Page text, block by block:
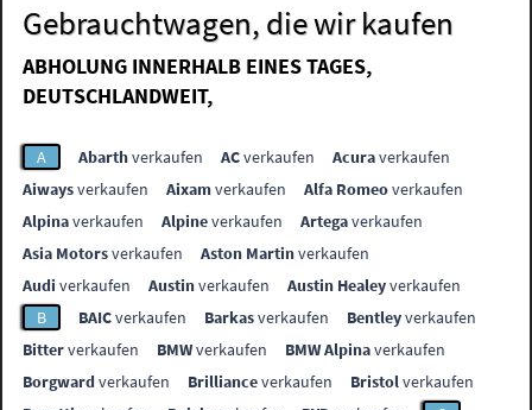
Gebrauchtwagen, die wir kaufen
ABHOLUNG INNERHALB EINES TAGES,
DEUTSCHLANDWEIT,
A Abarthverkaufen ACverkaufen Acuraverkaufen
Aiwaysverkaufen Aixamverkaufen Alfa Romeoverkaufen
Alpinaverkaufen Alpineverkaufen Artegaverkaufen
Asia Motorsverkaufen Aston Martinverkaufen
Audi verkaufen Austinverkaufen Austin Healeyverkaufen
B
BAICverkaufen Barkasverkaufen Bentleyverkaufen
Bitterverkaufen BMWverkaufen BMW Alpinaverkaufen
Borgwardverkaufen Brillianceverkaufen Bristolverkaufen